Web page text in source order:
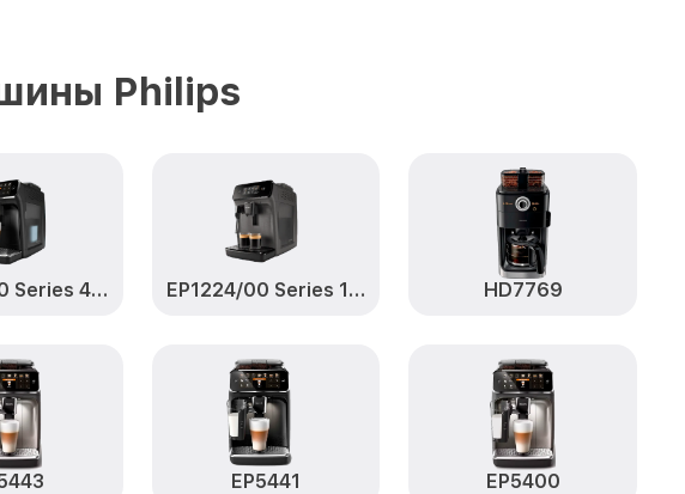
EP3243 Series 3200
колец EP3243 Series
Заказать
Series 3200 LatteGo
от 3000₽ Заказать
Заказать
заварочного блока EP3243
Philips
Заказать
Philips
EP4341/50 Series 4300 LatteGo EP1224/00 Series 1200 HD7769
EP5441 EP5400